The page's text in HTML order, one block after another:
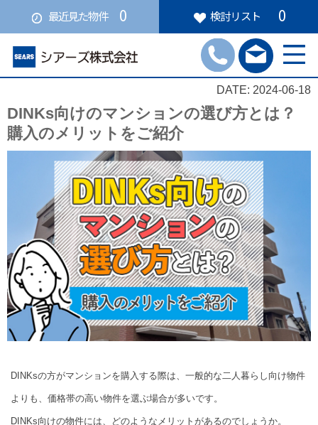
最近見た物件 0 検討リスト 0
DATE: 2024-06-18
DINKs向けのマンションの選び方とは？
購入のメリットをご紹介
DINKsの方がマンションを購入する際は、一般的な二人暮らし向け物件
よりも、価格帯の高い物件を選ぶ場合が多いです。
DINKs向けの物件には、どのようなメリットがあるのでしょうか。